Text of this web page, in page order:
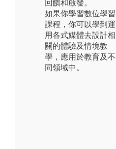
回饋和啟發。
如果你學習數位學習
課程，你可以學到運
用各式媒體去設計相
關的體驗及情境教
學，應用於教育及不
同領域中。